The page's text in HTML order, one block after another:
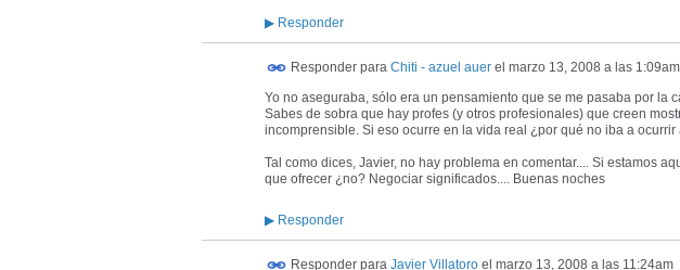
▶ Responder
Responder para Chiti - azuel auer el marzo 13, 2008 a las 1:09am
Yo no aseguraba, sólo era un pensamiento que se me pasaba por la
Sabes de sobra que hay profes (y otros profesionales) que creen
incomprensible. Si eso ocurre en la vida real ¿por qué no iba a ocurrir
Tal como dices, Javier, no hay problema en comentar.... Si estamos
que ofrecer ¿no? Negociar significados.... Buenas noches
▶ Responder
Responder para Javier Villatoro el marzo 13, 2008 a las 11:24am